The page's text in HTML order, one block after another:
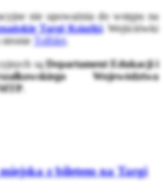
nie upoważnia do wstępu na
Targi Książki. Wejściówki
ToBilet.
sąDepartament Edukacji i
Województwa
.
z biletem na Targi